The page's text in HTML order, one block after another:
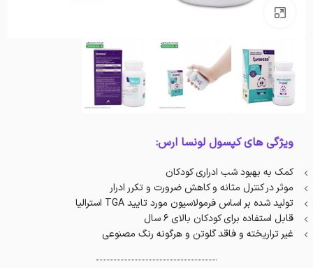
بزرگنمایی تصویر
ویژگی های کپسول لونسا ارس:
کمک به بهبود شب ادراری کودکان
موثر در کنترل مثانه و کاهش ضرورت و تکرر ادرار
تولید شده بر اساس فرمولاسیون مورد تایید TGA استرالیا
قابل استفاده برای کودکان بالای 6 سال
غیر تراریخته و فاقد گلوتن و هرگونه رنگ مصنوعی